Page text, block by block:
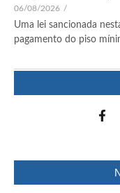
06/08/2026 /
Uma lei sancionada
pagamento do piso